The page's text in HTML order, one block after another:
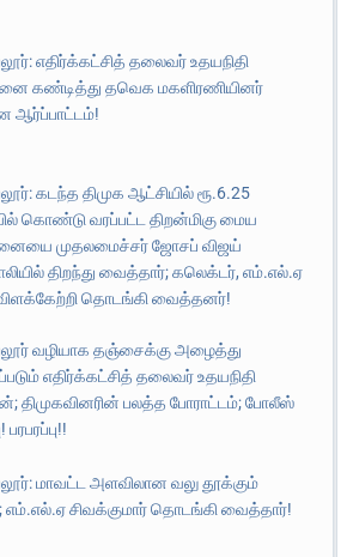
எதிர்க்கட்சித் தலைவர் உதயநிதி
கண்டித்து தவெக மகளிரணியினர்
ஆர்ப்பாட்டம்!
கடந்த திமுக ஆட்சியில் ரூ.6.25
கொண்டு வரப்பட்ட திறன்மிகு மைய
முதலமைச்சர் ஜோசப் விஜய்
திறந்து வைத்தார்; கலெக்டர், எம்.எல்.ஏ
தொடங்கி வைத்தனர்!
வழியாக தஞ்சைக்கு அழைத்து
எதிர்க்கட்சித் தலைவர் உதயநிதி
திமுகவினரின் பலத்த போராட்டம்; போலீஸ்
பரபரப்பு!!
மாவட்ட அளவிலான வலு தூக்கும்
எம்.எல்.ஏ சிவக்குமார் தொடங்கி வைத்தார்!